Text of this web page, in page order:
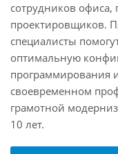
сотрудников офиса,
проектировщиков.
специалисты
оптимальную
программирования
своевременном
грамотной
10 лет.